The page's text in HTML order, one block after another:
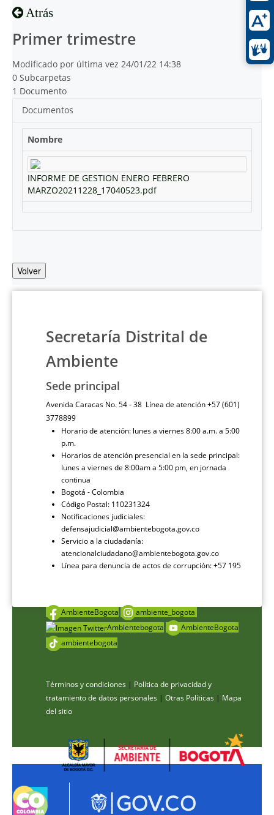
Atrás
Primer trimestre
Modificado por última vez 24/01/22 14:38
0 Subcarpetas
1 Documento
Documentos
Nombre
INFORME DE GESTION ENERO FEBRERO
MARZO20211228_17040523.pdf
Volver
Secretaría Distrital de
Ambiente
Sede principal
Avenida Caracas No. 54 - 38 Línea de atención +57 (601)
3778899
Horario de atención: lunes a viernes 8:00 a.m. a 5:00
p.m.
Horarios de atención presencial en la sede principal:
lunes a viernes de 8:00am a 5:00 pm, en jornada
continua
Bogotá - Colombia
Código Postal: 110231324
Notificaciones judiciales:
defensajudicial@ambientebogota.gov.co
Servicio a la ciudadanía:
atencionalciudadano@ambientebogota.gov.co
Línea para denuncia de actos de corrupción: +57 195
AmbienteBogota
ambiente_bogota
Ambientebogota
AmbienteBogota
ambientebogota
Términos y condiciones | Política de privacidad y
tratamiento de datos personales | Otras Políticas | Mapa
del sitio